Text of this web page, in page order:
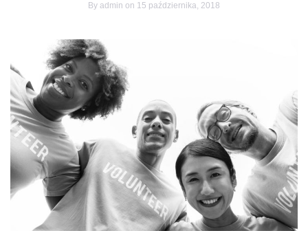
By admin on 15 października, 2018